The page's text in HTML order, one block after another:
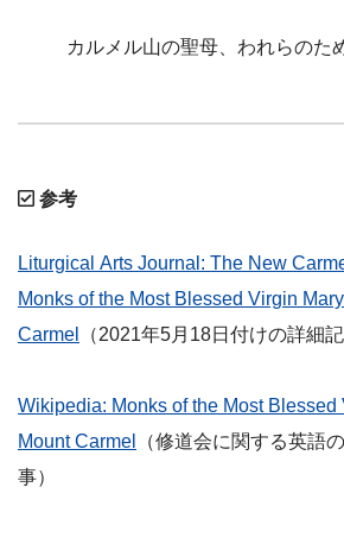
カルメル山の聖母、われらのた
参考
Liturgical Arts Journal: The New
Monks of the Most Blessed Virgin
Carmel
（2021年5月18日付けの詳細記
Wikipedia: Monks of the Most Blessed
Mount Carmel
（修道会に関する英語
事）